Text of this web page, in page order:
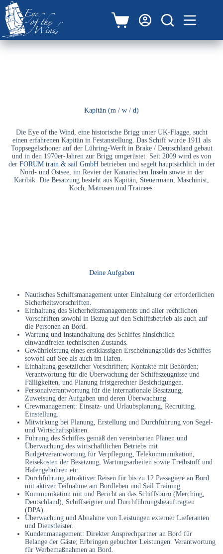
Zum
Inhalt
springen
Warenkorb
Kapitän (m / w / d)
Die Eye of the Wind, eine historische Brigg unter UK-Flagge, sucht
einen erfahrenen Kapitän in Festanstellung. Das Schiff wurde 1911 als
Toppsegelschoner auf der Lühring-Werft in Brake / Deutschland gebaut
und in den 1970er-Jahren zur Brigg umgerüstet. Seit 2009 wird es von
der FORUM train & sail GmbHbetrieben und segelt hauptsächlich in der
Nord- und Ostsee, im Revier der Kanarischen Inseln sowie in der
Karibik. Die Besatzung besteht aus Kapitän, Steuermann, Maschinist,
Koch, Matrosen und Trainees.
Deine Aufgaben
Nautisches Schiffsmanagement unter Einhaltung der erforderlichen
Sicherheitsvorschriften.
Einhaltung des Sicherheitsmanagements und aller rechtlichen
Vorschriften sowohl in Bezug auf den Schiffsbetrieb als auch auf
die Personen an Bord.
Wartung und Instandhaltung des Schiffes hinsichtlich
einwandfreien technischen Zustands.
Gewährleistung eines erstklassigen Erscheinungsbilds des Schiffes
sowohl auf See als auch im Hafen.
Einhaltung gesetzlicher Vorschriften; Kontakte mit Behörden;
Verantwortung für die Überwachung der Schiffszeugnisse und
Fälligkeiten, und Planung fristgerechter Besichtigungen.
Personalverantwortung für die internationale Besatzung,
Zuweisung der Aufgaben und deren Überwachung.
Crewmanagement: Einsatz- und Urlaubsplanung, Recruiting,
Einstellung.
Mitwirkung bei Planung, Erstellung und Durchführung von Segel-
und Wirtschaftsplänen.
Führung des Schiffes gemäß den vereinbarten Plänen und
Überwachung des wirtschaftlichen Betriebs mit
Budgetverantwortung für Verpflegung, Telekommunikation,
Reisekosten der Besatzung, Wartungsarbeiten sowie Treibstoff und
Hafengebühren etc.
Durchführung attraktiver Reisen für bis zu 12 Passagiere an Bord
mit aktiver Teilnahme am Bordleben und Sail Training.
Kommunikation mit und Bericht an das Schiffsbüro (Merching,
Deutschland), Schiffseigner und Durchführungsbeauftragten
(DPA).
Überwachung und Abnahme von Leistungen externer Lieferanten
und Dienstleister.
Kundenmanagement: Direkter Ansprechpartner an Bord für
Belange der Gäste; Erbringen gebuchter Leistungen. Verantwortung
für Werbemaßnahmen an Bord.